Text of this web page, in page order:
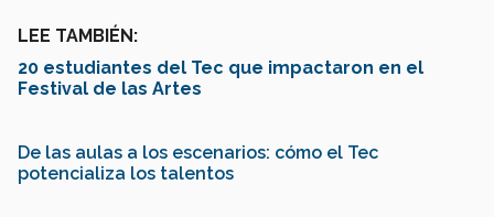
LEE TAMBIÉN:
20 estudiantes del Tec que impactaron en el
Festival de las Artes
De las aulas a los escenarios: cómo el Tec
potencializa los talentos